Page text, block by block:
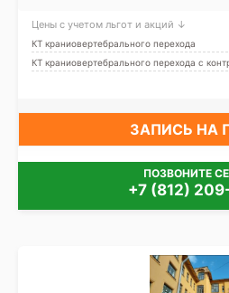
Цены с учетом льгот и акций ↓
КТ краниовертебрального перехода
КТ краниовертебрального перехода с
ЗАПИСЬ НА
ПОЗВОНИТЕ
+7 (812)